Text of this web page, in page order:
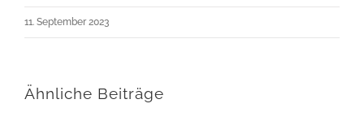
11. September 2023
Ähnliche Beiträge